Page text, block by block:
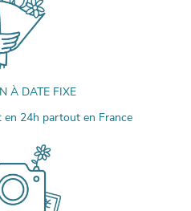
À DATE FIXE
en 24h partout en France